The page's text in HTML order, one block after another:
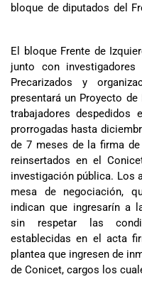
bloque de diputados del
El bloque Frente de
junto con
Precarizados y
presentará un Proyecto
trabajadores despedidos
prorrogadas hasta
de 7 meses de la firma
reinsertados en el
investigación pública. Los
mesa de negociación,
indican que ingresarín a
sin respetar las
establecidas en el acta
plantea que ingresen de
de Conicet, cargos los